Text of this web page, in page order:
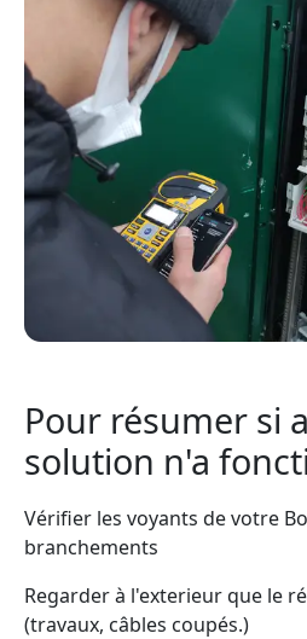
Pour résumer si
solution n'a
Vérifier les voyants de votre
branchements
Regarder à l'exterieur que le
(travaux, câbles coupés.)